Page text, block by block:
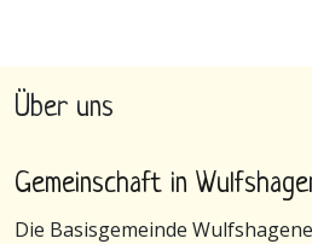
Über uns
Gemeinschaft in
Die Basisgemeinde